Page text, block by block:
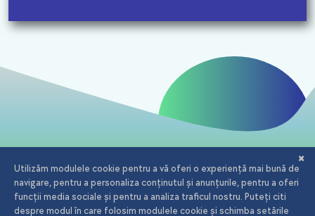
Email:office@iagency.ro
Telefon: 0723.20.82.90